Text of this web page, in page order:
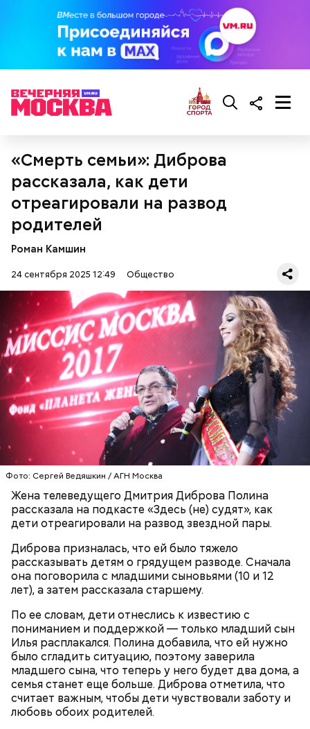
«Смерть семьи»: Диброва
рассказала, как дети
отреагировали на развод
родителей
Роман Камшин
24 сентября 2025 12:49 Общество
Фото: Сергей Ведяшкин / АГН Москва
Жена телеведущего Дмитрия Диброва Полина
рассказала на подкасте «Здесь (не) судят», как
дети отреагировали на развод звездной пары.
Диброва призналась, что ей было тяжело
рассказывать детям о грядущем разводе. Сначала
она поговорила с младшими сыновьями (10 и 12
лет), а затем рассказала старшему.
По ее словам, дети отнеслись к известию с
пониманием и поддержкой — только младший сын
Илья расплакался. Полина добавила, что ей нужно
было сгладить ситуацию, поэтому заверила
младшего сына, что теперь у него будет два дома, а
семья станет еще больше. Диброва отметила, что
считает важным, чтобы дети чувствовали заботу и
любовь обоих родителей.
Ингредиенты:
кабачок;
растительное масло;
помидоры черри либо грунтовые.
порезанную брынзу. Затем добавляются помидоры
черри или грунтовые, — рассказал шеф-повар.
Терапевт Кондрахин назвал
продукты и напитки, которые
выводят токсины из организма
Ранние плоды, по словам врача, лучше не есть:
беременным, кормящим женщинам;
людям с ослабленной иммунной системой;
пожилым;
детям.
— Там может содержаться огромное количество
нитратов, которое вызовет головокружение,
гипоксию и ухудшение физического состояния, —
Чистит сосуды и защищает от
рака: чем полезен кресс-салат